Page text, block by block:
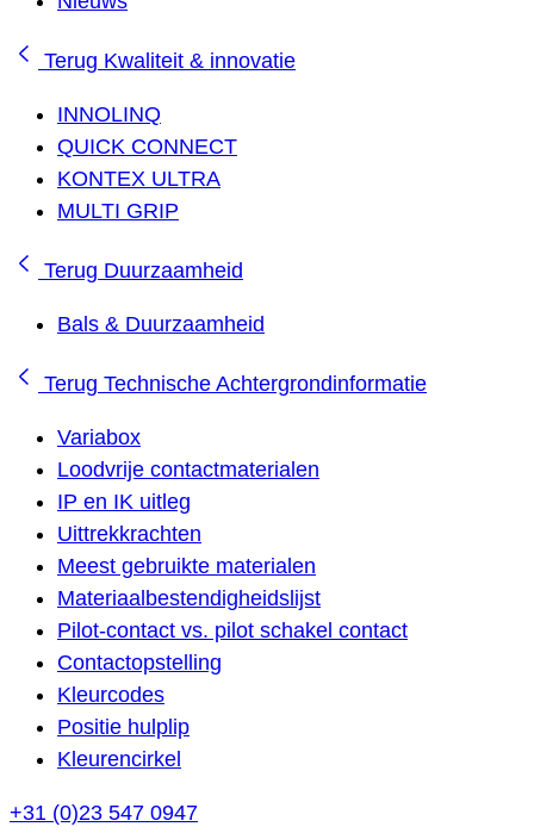
Terug Kwaliteit & innovatie
INNOLINQ
QUICK CONNECT
KONTEX ULTRA
MULTI GRIP
Terug Duurzaamheid
Bals & Duurzaamheid
Terug Technische Achtergrondinformatie
Variabox
Loodvrije contactmaterialen
IP en IK uitleg
Uittrekkrachten
Meest gebruikte materialen
Materiaalbestendigheidslijst
Pilot-contact vs. pilot schakel contact
Contactopstelling
Kleurcodes
Positie hulplip
Kleurencirkel
+31 (0)23 547 0947